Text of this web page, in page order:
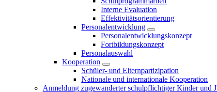
Interne Evaluation
Effektivitätsorientierung
Personalentwicklung
Personalentwicklungskonzept
Fortbildungskonzept
Personalauswahl
Kooperation
Schüler- und Elternpartizipation
Nationale und internationale Kooperation
Anmeldung zugewanderter schulpflichtiger Kinder und